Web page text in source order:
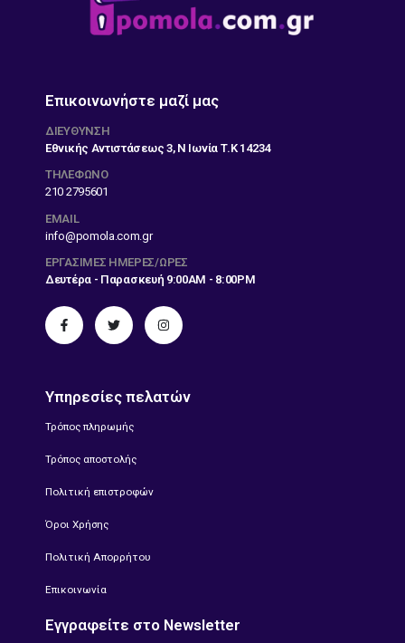
Επικοινωνήστε μαζί μας
ΔΙΕΎΘΥΝΣΗ
Εθνικής Αντιστάσεως 3, Ν Ιωνία Τ.Κ 14234
ΤΗΛΕΦΩΝΟ
210 2795601
EMAIL
info@pomola.com.gr
ΕΡΓΆΣΙΜΕΣ ΗΜΈΡΕΣ/ΏΡΕΣ
Δευτέρα - Παρασκευή 9:00AM - 8:00PM
Υπηρεσίες πελατών
Τρόπος πληρωμής
Τρόπος αποστολής
Πολιτική επιστροφών
Όροι Χρήσης
Πολιτική Απορρήτου
Επικοινωνία
Εγγραφείτε στο Newsletter